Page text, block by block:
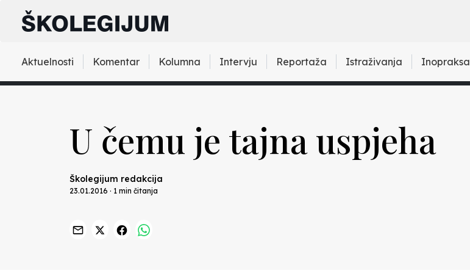
Aktuelnosti Komentar Kolumna Intervju Reportaža Istraživanja Inopraksa
U čemu je tajna uspjeha
Školegijum redakcija
23.01.2016 · 1 min čitanja